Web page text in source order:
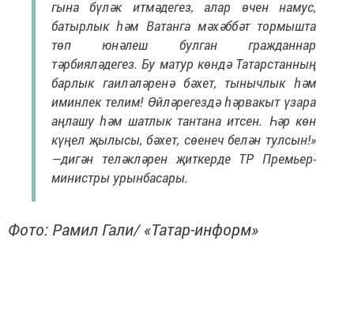
гына бүләк итмәдегез, алар өчен намус,
батырлык һәм Ватанга мәхәббәт тормышта
төп юнәлеш булган гражданнар
тәрбияләдегез. Бу матур көндә Татарстанның
барлык гаиләләренә бәхет, тынычлык һәм
иминлек телим! Өйләрегездә һәрвакыт үзара
аңлашу һәм шатлык тантана итсен. Һәр көн
күңел җылысы, бәхет, сөенеч белән тулсын!»
—дигән теләкләрен җиткерде ТР Премьер-
министры урынбасары.
Фото: Рамил Гали/ «Татар-информ»